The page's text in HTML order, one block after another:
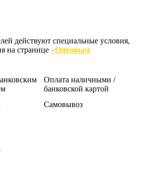
действуют специальные условия,
на странице «Оптовым
Оплата наличными /
банковской картой
Самовывоз